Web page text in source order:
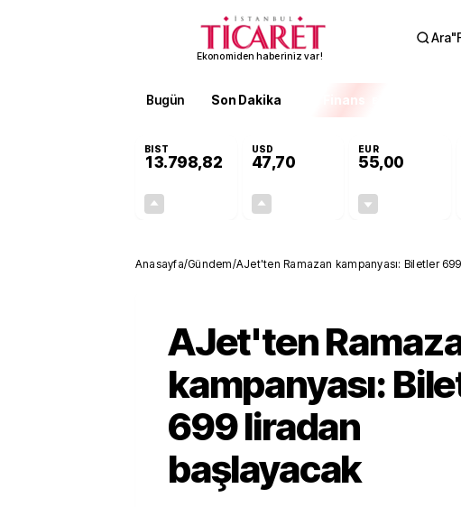
Ekonomiden haberiniz var!
Ara"
Bugün Son Dakika Finans
BIST
13.798,82
USD
47,70
EUR
55,00
Anasayfa/Gündem/AJet'ten Ramazan kampanyası: Biletler
AJet'ten
kampanyası:
699 liradan
başlayacak